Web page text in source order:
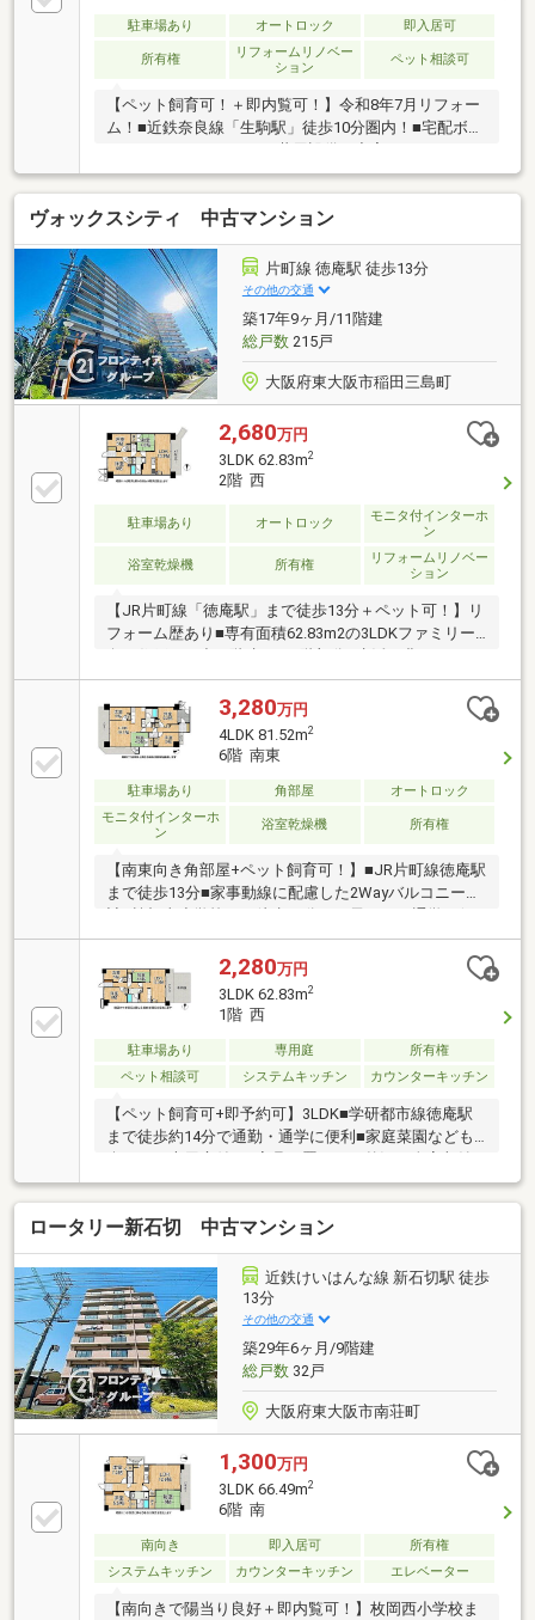
駐車場あり オートロック 即入居可
所有権
リフォームリノベー
ション
ペット相談可
【ペット飼育可！＋即内覧可！】令和8年7月リフォー
ム！■近鉄奈良線「生駒駅」徒歩10分圏内！■宅配ボッ
クスやオートロックなど共用設備も充実！■ウォーク
インクローゼットなど収納スペース豊富！
ヴォックスシティ 中古マンション
片町線 徳庵駅 徒歩13分
その他の交通
築17年9ヶ月/11階建
総戸数215戸
大阪府東大阪市稲田三島町
2,680万円
3LDK 62.83m2
2階 西
駐車場あり オートロック
モニタ付インターホ
ン
浴室乾燥機 所有権
リフォームリノベー
ション
【JR片町線「徳庵駅」まで徒歩13分＋ペット可！】リ
フォーム歴あり■専有面積62.83m2の3LDKファミリー
向け住戸■RC造11階建ての2階部分■生活を豊かにする
充実の設備仕様
3,280万円
4LDK 81.52m2
6階 南東
駐車場あり 角部屋
オートロック
モニタ付インターホ
ン
浴室乾燥機 所有権
【南東向き角部屋+ペット飼育可！】■JR片町線徳庵駅
まで徒歩13分■家事動線に配慮した2Wayバルコニー設
計■楠根東小学校まで徒歩11分でお子さまの通学に便
利
2,280万円
3LDK 62.83m2
1階 西
駐車場あり 専用庭
所有権
ペット相談可
システムキッチン カウンターキッチン
【ペット飼育可+即予約可】3LDK■学研都市線徳庵駅
まで徒歩約14分で通勤・通学に便利■家庭菜園なども
楽しめる専用庭付き■家具を置かない贅沢。全室収納
が叶えるひと回り広い暮らし
ロータリー新石切 中古マンション
近鉄けいはんな線 新石切駅 徒歩
13分
その他の交通
築29年6ヶ月/9階建
総戸数32戸
大阪府東大阪市南荘町
1,300万円
3LDK 66.49m2
6階 南
南向き 即入居可
所有権
システムキッチン
カウンターキッチン エレベーター
【南向きで陽当り良好＋即内覧可！】枚岡西小学校ま